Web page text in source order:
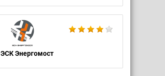
ЭСК Энергомост